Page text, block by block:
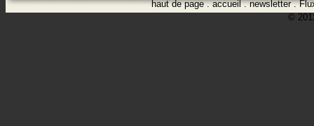
haut de page.accueil.newsletter.
©